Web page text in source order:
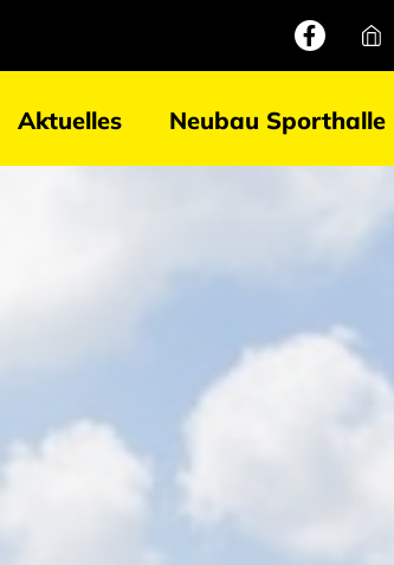
Aktuelles Neubau Sporthalle